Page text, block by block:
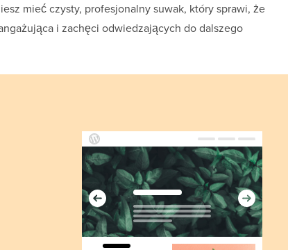
mieć czysty, profesjonalny suwak, który sprawi, że
i zachęci odwiedzających do dalszego